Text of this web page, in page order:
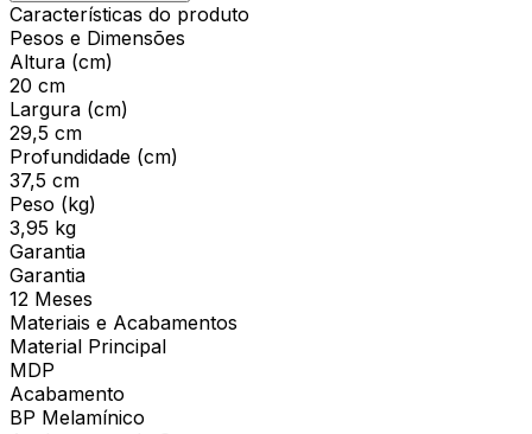
Características do produto
Pesos e Dimensões
Altura (cm)
20 cm
Largura (cm)
29,5 cm
Profundidade (cm)
37,5 cm
Peso (kg)
3,95 kg
Garantia
Garantia
12 Meses
Materiais e Acabamentos
Material Principal
MDP
Acabamento
BP Melamínico